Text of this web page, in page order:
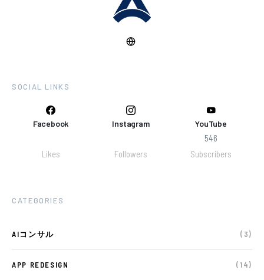
SOCIAL LINKS
Facebook
Likes
Instagram
Followers
YouTube
546
Subscribers
CATEGORIES
AIコンサル (3)
APP REDESIGN (14)